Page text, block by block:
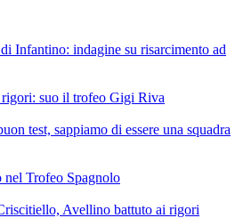
Infantino: indagine su risarcimento ad
suo il trofeo Gigi Riva
test, sappiamo di essere una squadra
Trofeo Spagnolo
Avellino battuto ai rigori